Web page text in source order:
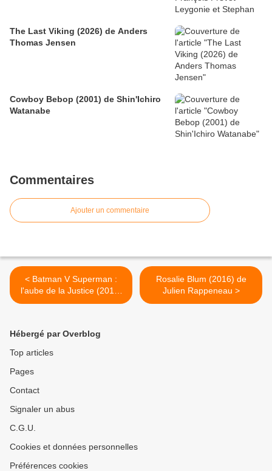
The Last Viking (2026) de Anders
Thomas Jensen
Cowboy Bebop (2001) de Shin'Ichiro
Watanabe
Commentaires
Ajouter un commentaire
< Batman V Superman :
l'aube de la Justice (2016)
de Zack Snyder
Rosalie Blum (2016) de
Julien Rappeneau >
Hébergé par Overblog
Top articles
Pages
Contact
Signaler un abus
C.G.U.
Cookies et données personnelles
Préférences cookies